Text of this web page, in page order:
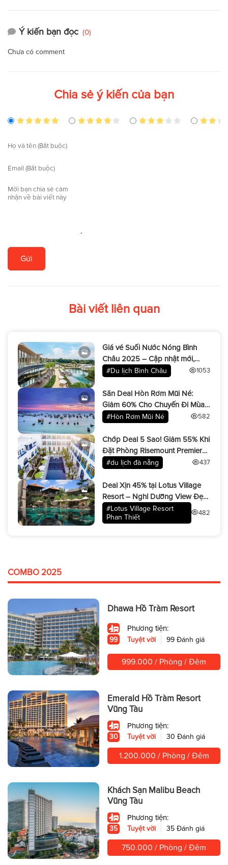
Ý kiến bạn đọc (0)
Chưa có comment
Chia sẻ ý kiến của bạn
Gửi
Bài viết liên quan
Giá vé Suối Nước Nóng Bình
Châu 2025 – Cập nhật mới,
đừng bỏ lỡ!
#Du lịch Bình Châu 1053
Săn Deal Hòn Rơm Mũi Né:
Giảm 60% Cho Chuyến Đi Mùa
Hè!
#Hòn Rơm Mũi Né 582
Chớp Deal 5 Sao! Giảm 55% Khi
Đặt Phòng Risemount Premier
Resort
#du lịch đà nẵng 437
Deal Xịn 45% tại Lotus Village
Resort – Nghỉ Dưỡng View Đẹp
Miễn Bàn!
#Lotus Village Resort
Phan Thiết
482
COMBO 2025
Dhawa Hồ Tràm Resort
Phương tiện:
99 Tuyệt vời 99 Đánh giá
999.000 / Phòng / Đêm
Emerald Hồ Tràm Resort
Vũng Tàu
Phương tiện:
30 Tuyệt vời 30 Đánh giá
1.200.000 / Phòng / Đêm
Khách Sạn Malibu Beach
Vũng Tàu
Phương tiện:
35 Tuyệt vời 35 Đánh giá
750.000 / Phòng / Đêm